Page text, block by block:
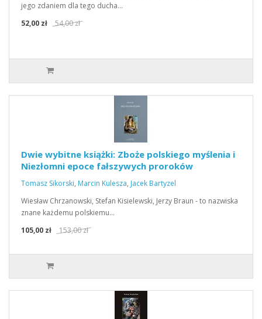
jego zdaniem dla tego ducha…
52,00 zł
54,00 zł
Dwie wybitne książki: Zboże polskiego myślenia i
Niezłomni epoce fałszywych proroków
Tomasz Sikorski, Marcin Kulesza, Jacek Bartyzel
Wiesław Chrzanowski, Stefan Kisielewski, Jerzy Braun - to nazwiska
znane każdemu polskiemu…
105,00 zł
153,00 zł